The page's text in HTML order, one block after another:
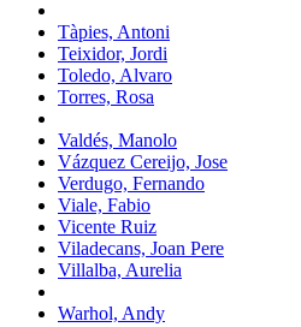
Tàpies, Antoni
Teixidor, Jordi
Toledo, Alvaro
Torres, Rosa
Valdés, Manolo
Vázquez Cereijo, Jose
Verdugo, Fernando
Viale, Fabio
Vicente Ruiz
Viladecans, Joan Pere
Villalba, Aurelia
Warhol, Andy